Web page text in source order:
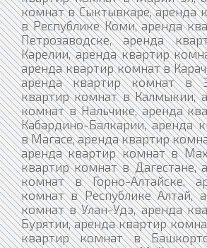
комнат в Сыктывкаре, аренда
в Республике Коми, аренда
Петрозаводске, аренда
Карелии, аренда квартир
аренда квартир комнат в
аренда квартир комнат в
квартир комнат в Калмыкии,
комнат в Нальчике, аренда
Кабардино-Балкарии, аренда
в Магасе, аренда квартир
аренда квартир комнат в
квартир комнат в Дагестане,
комнат в Горно-Алтайске,
комнат в Республике Алтай,
комнат в Улан-Удэ, аренда
Бурятии, аренда квартир
квартир комнат в